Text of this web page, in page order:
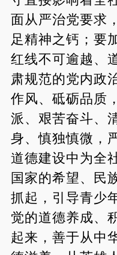
面从严治党要求
足精神之钙；要
红线不可逾越、
肃规范的党内政
作风、砥砺品质
派、艰苦奋斗、
身、慎独慎微，
道德建设中为全
国家的希望、民
抓起，引导青少
觉的道德养成、
起来，善于从中